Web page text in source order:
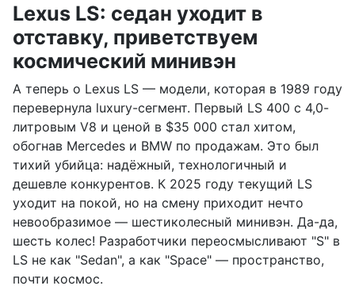
Lexus LS: седан уходит в
отставку, приветствуем
космический минивэн
А теперь о Lexus LS — модели, которая в 1989 году
перевернула luxury-сегмент. Первый LS 400 с 4,0-
литровым V8 и ценой в $35 000 стал хитом,
обогнав Mercedes и BMW по продажам. Это был
тихий убийца: надёжный, технологичный и
дешевле конкурентов. К 2025 году текущий LS
уходит на покой, но на смену приходит нечто
невообразимое — шестиколесный минивэн. Да-да,
шесть колес! Разработчики переосмысливают "S" в
LS не как "Sedan", а как "Space" — пространство,
почти космос.